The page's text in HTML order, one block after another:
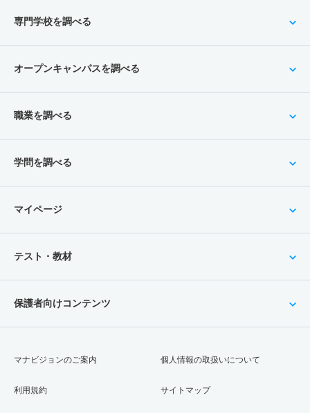
専門学校を調べる
オープンキャンパスを調べる
職業を調べる
学問を調べる
マイページ
テスト・教材
保護者向けコンテンツ
マナビジョンのご案内
利用規約
個人情報の取扱いについて
サイトマップ